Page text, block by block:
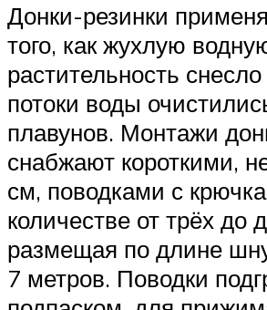
Донки-резинки
того, как жухлую
растительность
потоки воды
плавунов. Монтажи
снабжают короткими,
см, поводками с
количестве от трёх до
размещая по длине
7 метров. Поводки